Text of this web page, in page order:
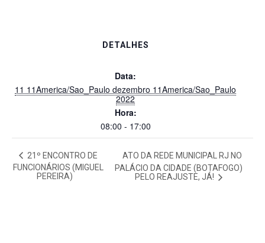
DETALHES
Data:
11 11America/Sao_Paulo dezembro 11America/Sao_Paulo
2022
Hora:
08:00 - 17:00
21º ENCONTRO DE
FUNCIONÁRIOS (MIGUEL
PEREIRA)
ATO DA REDE MUNICIPAL RJ NO
PALÁCIO DA CIDADE (BOTAFOGO)
PELO REAJUSTE, JÁ!